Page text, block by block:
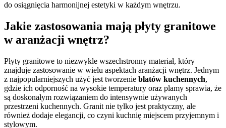
do osiągnięcia harmonijnej estetyki w każdym wnętrzu.
Jakie zastosowania mają płyty granitowe
w aranżacji wnętrz?
Płyty granitowe to niezwykle wszechstronny materiał, który
znajduje zastosowanie w wielu aspektach aranżacji wnętrz. Jednym
z najpopularniejszych użyć jest tworzenie blatów kuchennych,
gdzie ich odporność na wysokie temperatury oraz plamy sprawia, że
są doskonałym rozwiązaniem do intensywnie używanych
przestrzeni kuchennych. Granit nie tylko jest praktyczny, ale
również dodaje elegancji, co czyni kuchnię miejscem przyjemnym i
stylowym.